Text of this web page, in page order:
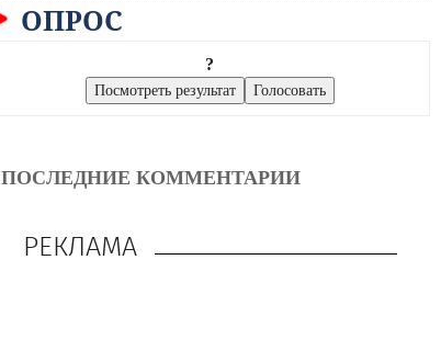
ОПРОС
?
ПОСЛЕДНИЕ КОММЕНТАРИИ
РЕКЛАМА